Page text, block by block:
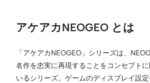
アケアカNEOGEO とは
「アケアカNEOGEO」シリーズは、
名作を忠実に再現することをコンセプト
いるシリーズ。ゲームのディスプレイ設